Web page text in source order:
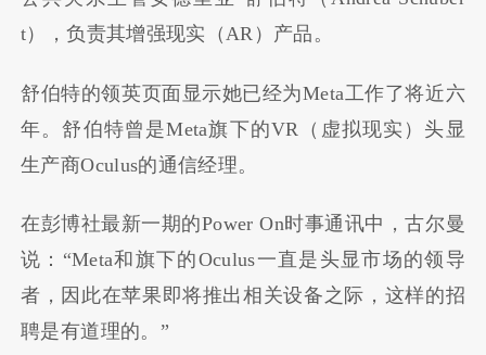
t），负责其增强现实（AR）产品。
舒伯特的领英页面显示她已经为Meta工作了将近六
年。舒伯特曾是Meta旗下的VR（虚拟现实）头显
生产商Oculus的通信经理。
在彭博社最新一期的Power On时事通讯中，古尔曼
说：“Meta和旗下的Oculus一直是头显市场的领导
者，因此在苹果即将推出相关设备之际，这样的招
聘是有道理的。”